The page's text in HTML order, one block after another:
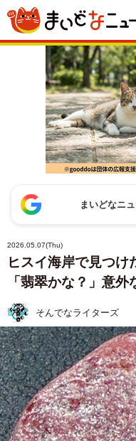
まいどなニ
2026.05.07(Thu)
ヒスイ海岸で見つけ
「翡翠かな？」意外
そんでなライターズ